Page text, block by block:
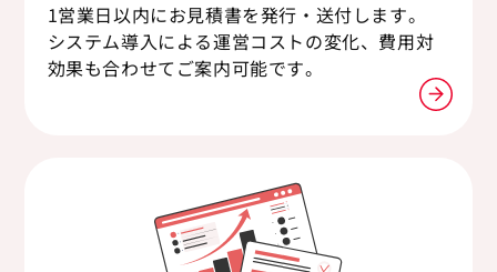
1営業日以内にお見積書を発行・送付します。
システム導入による運営コストの変化、費用対
効果も合わせてご案内可能です。